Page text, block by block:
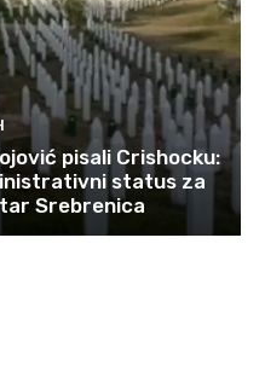
pisali Crishocku:
status za
Srebrenica